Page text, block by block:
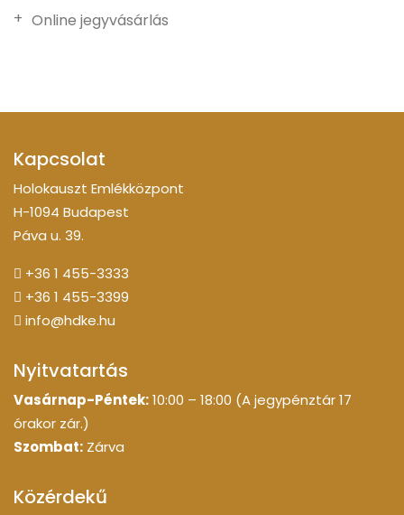
Online jegyvásárlás
Kapcsolat
Holokauszt Emlékközpont
H-1094 Budapest
Páva u. 39.
+36 1 455-3333
+36 1 455-3399
info@hdke.hu
Nyitvatartás
Vasárnap-Péntek:10:00 – 18:00 (A jegypénztár 17
órakor zár.)
Szombat: Zárva
Közérdekű